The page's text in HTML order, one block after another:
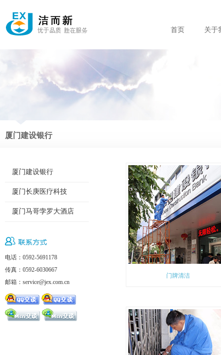
首页 关于
厦门建设银行
厦门建设银行
厦门长庚医疗科技
厦门马哥孛罗大酒店
电话：0592-5691178
传真：0592-6030667
邮箱：service@jex.com.cn
门牌清洁